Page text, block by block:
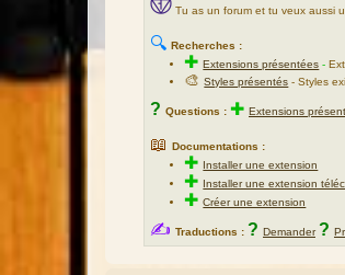
Tu as un forum et tu veux aussi
🔍 Recherches :
✚Extensions présentées -
🎨Styles présentés - Styles
? Questions : ✚ Extensions
📖 Documentations :
✚ Installer une extension
✚ Installer une extension
✚Créer une extension
✍ Traductions : ? Demander ?